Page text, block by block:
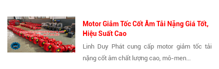
Motor Giảm Tốc Cốt Âm Tải Nặng Giá Tốt,
Hiệu Suất Cao
Linh Duy Phát cung cấp motor giảm tốc tải
nặng cốt âm chất lượng cao, mô-men...